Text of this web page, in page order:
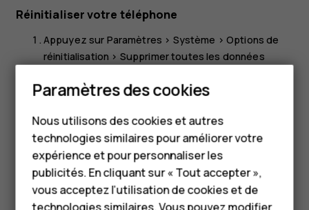
Smartphones
Téléphones classiques
Accessoires
HMD Terra M
Réinitialiser votre téléphone
Appuyez sur Paramètres > Système > Options de
réinitialisation > Supprimer toutes les données
Suivez les instructions affichées sur votre
téléphone.
Paramètres des cookies
Nous utilisons des cookies et autres
technologies similaires pour améliorer votre
expérience et pour personnaliser les
publicités. En cliquant sur « Tout accepter »,
vous acceptez l’utilisation de cookies et de
technologies similaires. Vous pouvez modifier